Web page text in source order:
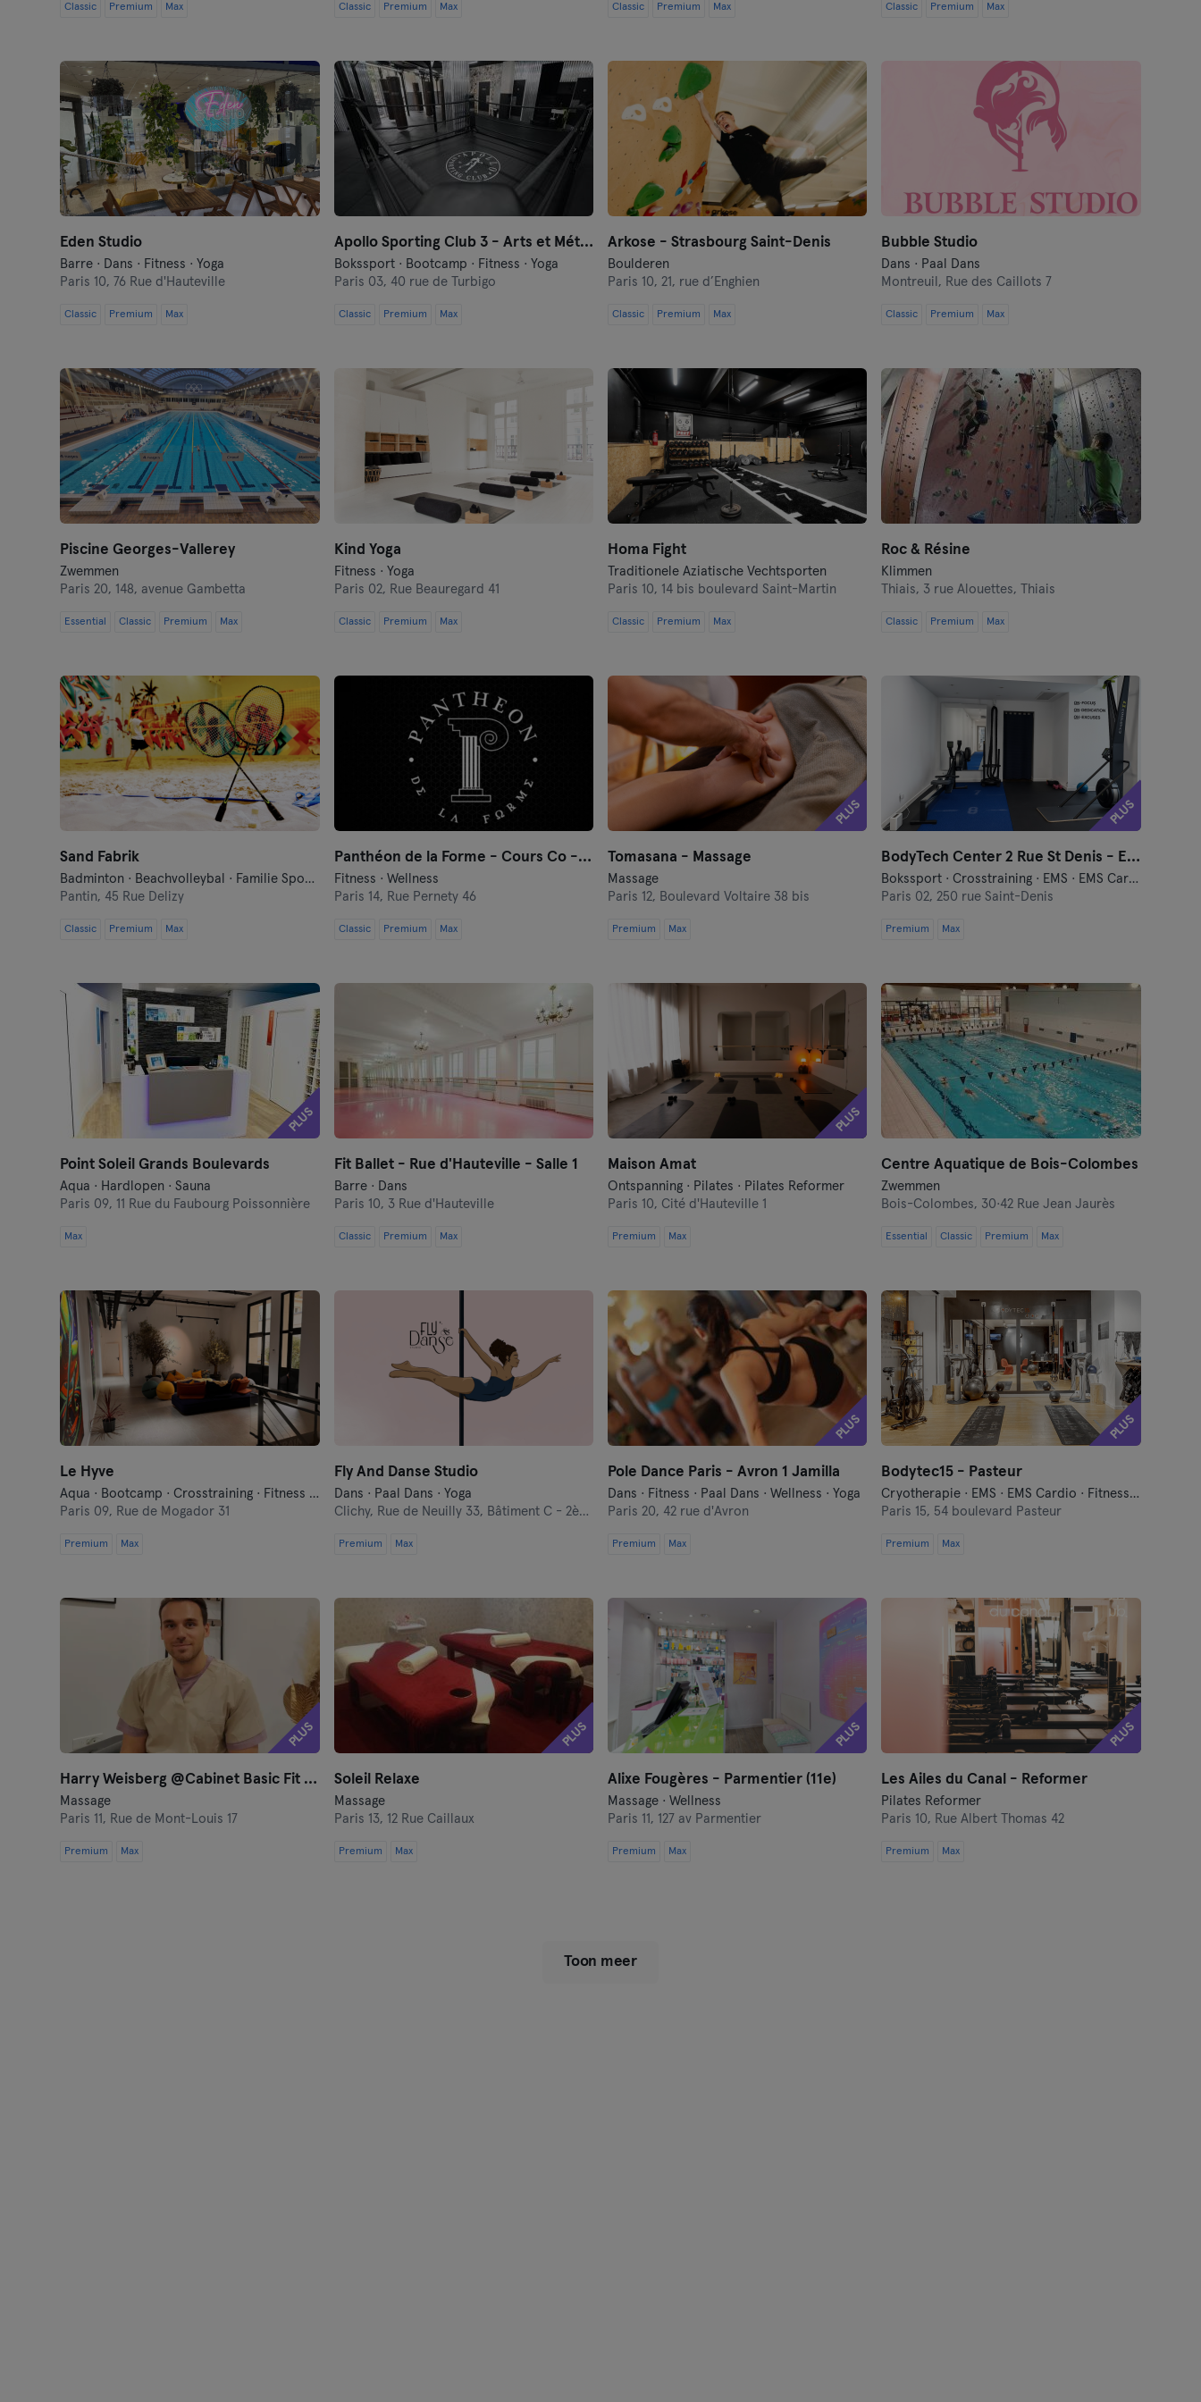
Classic Premium Max Classic Premium Max Classic Premium Max Classic Premium Max
Eden Studio
Barre · Dans · Fitness · Yoga
Paris 10, 76 Rue d'Hauteville
Classic Premium Max
Apollo Sporting Club 3 - Arts et Métiers
Bokssport · Bootcamp · Fitness · Yoga
Paris 03, 40 rue de Turbigo
Classic Premium Max
Arkose - Strasbourg Saint-Denis
Boulderen
Paris 10, 21, rue d’Enghien
Classic Premium Max
Bubble Studio
Dans · Paal Dans
Montreuil, Rue des Caillots 7
Classic Premium Max
Piscine Georges-Vallerey
Zwemmen
Paris 20, 148, avenue Gambetta
Essential Classic Premium Max
Kind Yoga
Fitness · Yoga
Paris 02, Rue Beauregard 41
Classic Premium Max
Homa Fight
Traditionele Aziatische Vechtsporten
Paris 10, 14 bis boulevard Saint-Martin
Classic Premium Max
Roc & Résine
Klimmen
Thiais, 3 rue Alouettes, Thiais
Classic Premium Max
Sand Fabrik
Badminton · Beachvolleybal · Familie Sport · Tennis · Voetbal
Pantin, 45 Rue Delizy
Classic Premium Max
Panthéon de la Forme - Cours Co - Pressothérapie
Fitness · Wellness
Paris 14, Rue Pernety 46
Classic Premium Max
PLUS
Tomasana - Massage
Massage
Paris 12, Boulevard Voltaire 38 bis
Premium Max
PLUS
BodyTech Center 2 Rue St Denis - EMS/Massage/Sauna
Bokssport · Crosstraining · EMS · EMS Cardio · Fietsen · Fitness · Hardlopen · Hyrox · Massage · Meditatie · Ontspanning · Pilates · Trillings Training · Yoga
Paris 02,250 rue Saint-Denis
Premium Max
PLUS
Point Soleil Grands Boulevards
Aqua · Hardlopen · Sauna
Paris 09, 11 Rue du Faubourg Poissonnière
Max
Fit Ballet - Rue d'Hauteville - Salle 1
Barre · Dans
Paris 10, 3 Rue d'Hauteville
Classic Premium Max
PLUS
Maison Amat
Ontspanning · Pilates · Pilates Reformer
Paris 10, Cité d'Hauteville 1
Premium Max
Centre Aquatique de Bois-Colombes
Zwemmen
Bois-Colombes, 30·42 Rue Jean Jaurès
Essential Classic Premium Max
Le Hyve
Aqua · Bootcamp · Crosstraining · Fitness · Pilates
Paris 09, Rue de Mogador 31
Premium Max
Fly And Danse Studio
Dans · Paal Dans · Yoga
Clichy, Rue de Neuilly 33, Bâtiment C - 2ème étage
Premium Max
PLUS
Pole Dance Paris - Avron 1 Jamilla
Dans · Fitness · Paal Dans · Wellness · Yoga
Paris 20, 42 rue d'Avron
Premium Max
PLUS
Bodytec15 - Pasteur
Cryotherapie · EMS · EMS Cardio · Fitness · Persoonlijke Training
Paris 15, 54 boulevard Pasteur
Premium Max
PLUS
Harry Weisberg @Cabinet Basic Fit Mont-Louis
Massage
Paris 11, Rue de Mont-Louis 17
Premium Max
PLUS
Soleil Relaxe
Massage
Paris 13, 12 Rue Caillaux
Premium Max
PLUS
Alixe Fougères - Parmentier (11e)
Massage · Wellness
Paris 11, 127 av Parmentier
Premium Max
PLUS
Les Ailes du Canal - Reformer
Pilates Reformer
Paris 10, Rue Albert Thomas 42
Premium Max
Toon meer
Montpellier
Nantes
Nice
Rennes
Rouen
Tours